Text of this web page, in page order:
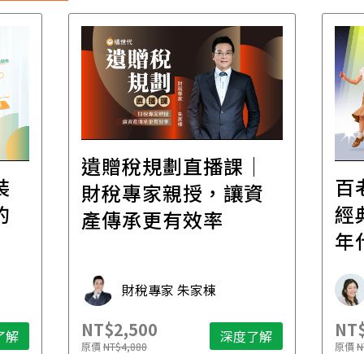
解
遺贈稅規劃直播課│
財稅專家親授，讓資
產傳承更有效率
財稅專家 朱家棟
NT$2,500
原價NT$4,888 深度了解
百
經
年
原價